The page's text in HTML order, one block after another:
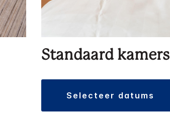
Standaard kamers
selecteer datums